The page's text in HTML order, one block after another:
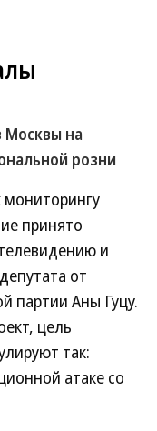
Москвы на
розни
принято
и
от
партии Аны Гуцу.
цель
так:
атаке со